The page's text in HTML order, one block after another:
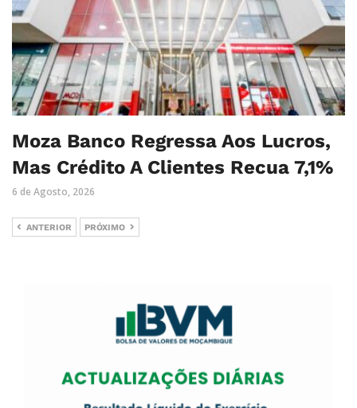
Moza Banco Regressa Aos Lucros,
Mas Crédito A Clientes Recua 7,1%
6 de Agosto, 2026
ANTERIOR PRÓXIMO